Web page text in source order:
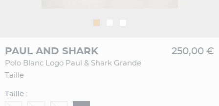
PAUL AND SHARK
Polo Blanc Logo Paul & Shark Grande
Taille
250,00 €
Taille :